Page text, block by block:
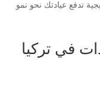
تدفع عيادتك نحو نمو
في تركيا